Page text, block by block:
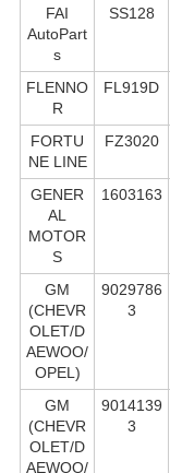
FAI
AutoPart
s
SS128
FLENNO
R
FL919D
FORTU
NE LINE
FZ3020
GENER
AL
MOTOR
S
1603163
GM
(CHEVR
OLET/D
AEWOO/
OPEL)
9029786
3
GM
(CHEVR
OLET/D
AEWOO/
9014139
3